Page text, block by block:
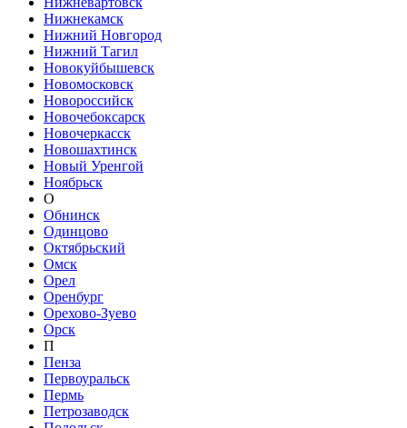
Нижнекамск
Нижний Новгород
Нижний Тагил
Новокуйбышевск
Новомосковск
Новороссийск
Новочебоксарск
Новочеркасск
Новошахтинск
Новый Уренгой
Ноябрьск
О
Обнинск
Одинцово
Октябрьский
Омск
Орел
Оренбург
Орехово-Зуево
Орск
П
Пенза
Первоуральск
Пермь
Петрозаводск